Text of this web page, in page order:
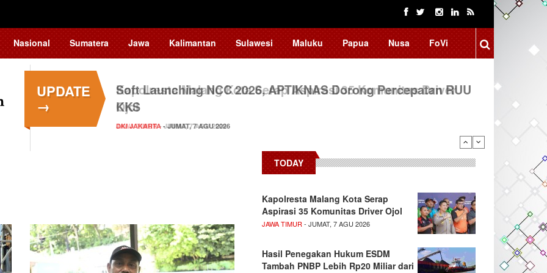
Nasional Sumatera Jawa Kalimantan Sulawesi Maluku Papua Nusa FoVi
UPDATE
→
Soft Launching NCC 2026, APTIKNAS Dorong Percepatan RUU
KKS
DKI JAKARTA - JUMAT, 7 AGU 2026
TODAY
Kapolresta Malang Kota Serap
Aspirasi 35 Komunitas Driver Ojol
JAWA TIMUR - JUMAT, 7 AGU 2026
Hasil Penegakan Hukum ESDM
Tambah PNBP Lebih Rp20 Miliar dari